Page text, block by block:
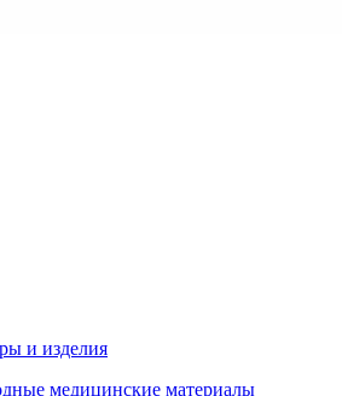
и изделия
медицинские материалы